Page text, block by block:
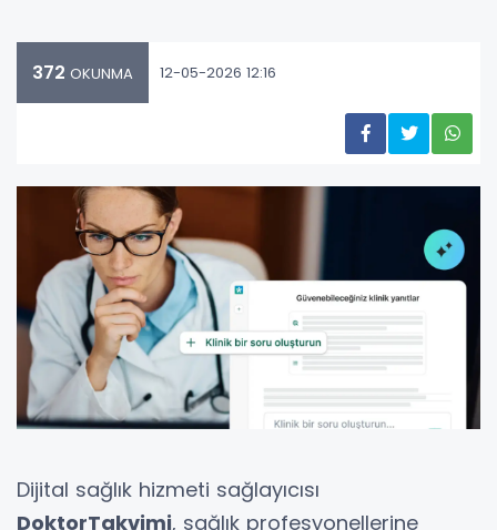
372 OKUNMA 12-05-2026 12:16
Dijital sağlık hizmeti sağlayıcısı
DoktorTakvimi, sağlık profesyonellerine